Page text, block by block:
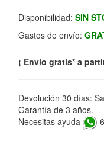
Disponibilidad: SIN
Gastos de envío:
¡ Envío gratis* a
Devolución 30 días:
Garantía de 3 años.
Necesitas ayuda